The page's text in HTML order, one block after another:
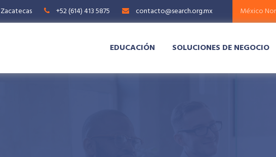
+52 (614) 413 5875 contacto@search.org.mx
EDUCACIÓN SOLUCIONES DE NEGOCIO